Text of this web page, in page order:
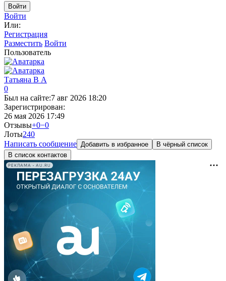
Войти
Войти
Или:
Регистрация
Разместить Войти
Пользователь
Татьяна В А
0
Был на сайте:7 авг 2026 18:20
Зарегистрирован:
26 мая 2026 17:49
Отзывы+0−0
Лоты240
Написать сообщение Добавить в избранное
В чёрный список
В список контактов
РЕКЛАМА • AU.RU